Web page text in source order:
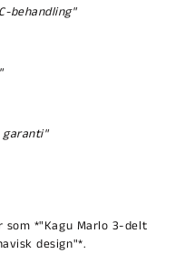
behandling"
garanti"
som *"Kagu Marlo 3-delt
design"*.